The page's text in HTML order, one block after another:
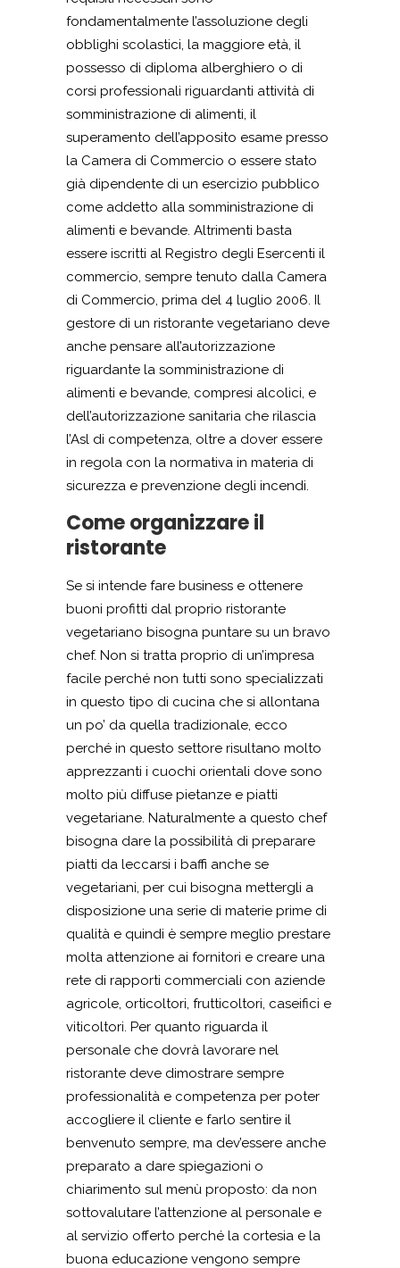
fondamentalmente l’assoluzione degli
obblighi scolastici, la maggiore età, il
possesso di diploma alberghiero o di
corsi professionali riguardanti attività di
somministrazione di alimenti, il
superamento dell’apposito esame presso
la Camera di Commercio o essere stato
già dipendente di un esercizio pubblico
come addetto alla somministrazione di
alimenti e bevande. Altrimenti basta
essere iscritti al Registro degli Esercenti il
commercio, sempre tenuto dalla Camera
di Commercio, prima del 4 luglio 2006. Il
gestore di un ristorante vegetariano deve
anche pensare all’autorizzazione
riguardante la somministrazione di
alimenti e bevande, compresi alcolici, e
dell’autorizzazione sanitaria che rilascia
l’Asl di competenza, oltre a dover essere
in regola con la normativa in materia di
sicurezza e prevenzione degli incendi.
Come organizzare il
ristorante
Se si intende fare business e ottenere
buoni profitti dal proprio ristorante
vegetariano bisogna puntare su un bravo
chef. Non si tratta proprio di un’impresa
facile perché non tutti sono specializzati
in questo tipo di cucina che si allontana
un po’ da quella tradizionale, ecco
perché in questo settore risultano molto
apprezzanti i cuochi orientali dove sono
molto più diffuse pietanze e piatti
vegetariane. Naturalmente a questo chef
bisogna dare la possibilità di preparare
piatti da leccarsi i baffi anche se
vegetariani, per cui bisogna mettergli a
disposizione una serie di materie prime di
qualità e quindi è sempre meglio prestare
molta attenzione ai fornitori e creare una
rete di rapporti commerciali con aziende
agricole, orticoltori, frutticoltori, caseifici e
viticoltori. Per quanto riguarda il
personale che dovrà lavorare nel
ristorante deve dimostrare sempre
professionalità e competenza per poter
accogliere il cliente e farlo sentire il
benvenuto sempre, ma dev’essere anche
preparato a dare spiegazioni o
chiarimento sul menù proposto: da non
sottovalutare l’attenzione al personale e
al servizio offerto perché la cortesia e la
buona educazione vengono sempre